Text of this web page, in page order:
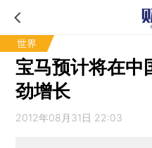
世界
宝马预计将在中
劲增长
2012年08月31日 22:03